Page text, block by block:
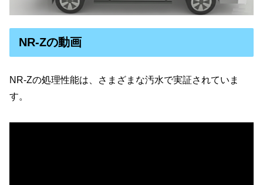
NR-Zの動画
NR-Zの処理性能は、さまざまな汚水で実証されていま
す。